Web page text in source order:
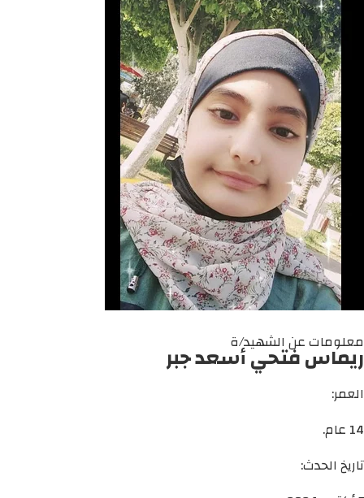
معلومات عن الشهيد/ة
ريماس فتحي أسعد جبر
العمر:
14 عام.
تاريخ الحدث: